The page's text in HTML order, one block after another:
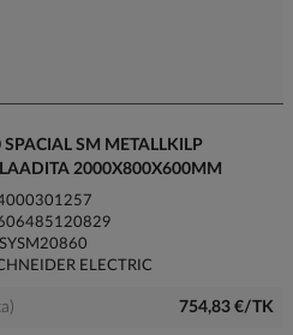
SM METALLKILP
2000X800X600MM
ELECTRIC
754,83 €/TK